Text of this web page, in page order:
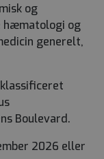
og
hæmatologi og
generelt,
Boulevard.
2026 eller